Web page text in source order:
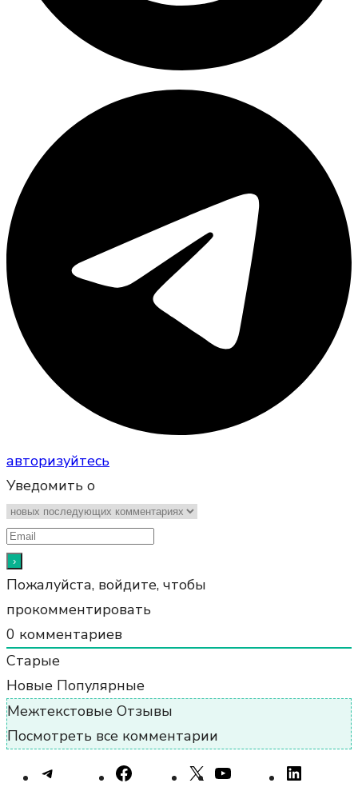
авторизуйтесь
Уведомить о
Пожалуйста, войдите, чтобы
прокомментировать
0 комментариев
Старые
Новые Популярные
Межтекстовые Отзывы
Посмотреть все комментарии